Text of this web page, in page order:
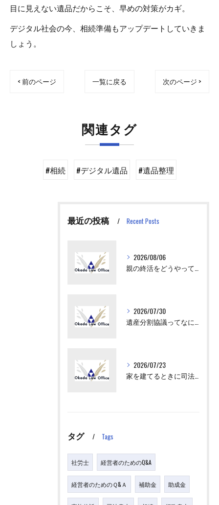
目に見えない遺品だからこそ、早めの対策がカギ。
デジタル社会の今、相続準備もアップデートしていきま
しょう。
< 前のページ 一覧に戻る 次のページ >
関連タグ
#相続 #デジタル遺品 #遺品整理
最近の投稿 Recent Posts
2026/08/06
2026/07/30
2026/07/23
タグ Tags
社労士 経営者のためのQ&A
経営者のためのＱ&Ａ 補助金 助成金